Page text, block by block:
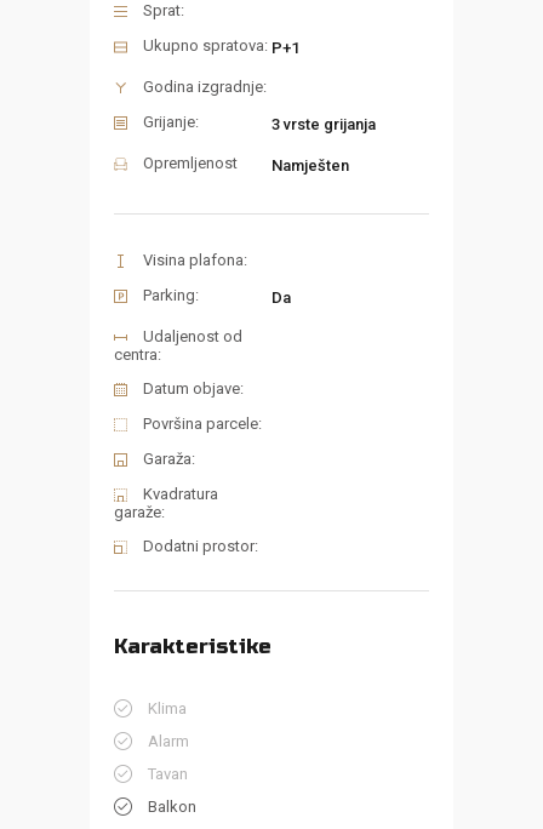
Sprat:
Ukupno spratova: P+1
Godina izgradnje:
Grijanje:
3 vrste grijanja
Opremljenost Namješten
Visina plafona:
Parking:
Da
Udaljenost od
centra:
Datum objave:
Površina parcele:
Garaža:
Kvadratura
garaže:
Dodatni prostor:
Karakteristike
Klima
Alarm
Tavan
Balkon